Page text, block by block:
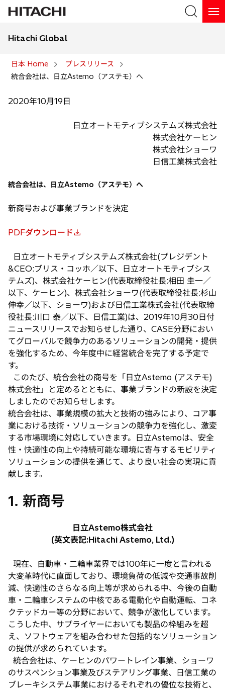
Hitachi Global
日本 Home
プレスリリース
統合会社は、日立Astemo（アステモ）へ
2020年10月19日
日立オートモティブシステムズ株式会社
株式会社ケーヒン
株式会社ショーワ
日信工業株式会社
統合会社は、日立Astemo（アステモ）へ
新商号および事業ブランドを決定
PDFダウンロード
新
い
タ
ブ
で
開
く
日立オートモティブシステムズ株式会社(プレジデント
&CEO:ブリス・コッホ／以下、日立オートモティブシス
テムズ)、株式会社ケーヒン(代表取締役社長:相田 圭一／
以下、ケーヒン)、株式会社ショーワ(代表取締役社長:杉山
伸幸／以下、ショーワ)および日信工業株式会社(代表取締
役社長:川口 泰／以下、日信工業)は、2019年10月30日付
ニュースリリースでお知らせした通り、CASE分野におい
てグローバルで競争力のあるソリューションの開発・提供
を強化するため、今年度中に経営統合を完了する予定で
す。
このたび、統合会社の商号を「日立Astemo (アステモ)
株式会社」と定めるとともに、事業ブランドの新設を決定
しましたのでお知らせします。
統合会社は、事業規模の拡大と技術の強みにより、コア事
業における技術・ソリューションの競争力を強化し、激変
する市場環境に対応していきます。日立Astemoは、安全
性・快適性の向上や持続可能な環境に寄与するモビリティ
ソリューションの提供を通じて、より良い社会の実現に貢
献します。
1. 新商号
日立Astemo株式会社
(英文表記:Hitachi Astemo, Ltd.)
現在、自動車・二輪車業界では100年に一度と言われる
大変革時代に直面しており、環境負荷の低減や交通事故削
減、快適性のさらなる向上等が求められる中、今後の自動
車・二輪車システムの中核である電動化や自動運転、コネ
クテッドカー等の分野において、競争が激化しています。
こうした中、サプライヤーにおいても製品の枠組みを超
え、ソフトウェアを組み合わせた包括的なソリューション
の提供が求められています。
統合会社は、ケーヒンのパワートレイン事業、ショーワ
のサスペンション事業及びステアリング事業、日信工業の
ブレーキシステム事業におけるそれぞれの優位な技術と、